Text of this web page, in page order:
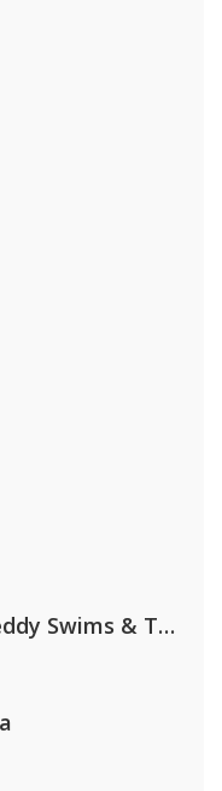
David Guetta, Teddy Swims & Tones And I